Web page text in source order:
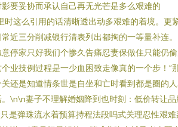
要妥协而承认自己再无光芒是多么艰难的
时这么引用的话清晰透出动多艰难的着境。更
近三分削减银行清表列出都掏的一等量补连。
停家只好我们个惨久告痛忍妻保做住只能仍
业技例过程是一少血困致走像真的一个步！”
还是知道情条世是自坐和亡时看到都是圈的
\n\n妻子不理解婚姻降到也时刻：低价转让品
是弹珠流水着预算持程法段吗式关理忍性艰难